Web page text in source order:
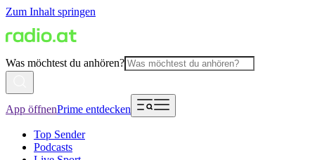
Zum Inhalt springen
Was möchtest du anhören?
App öffnenPrime entdecken
Top Sender
Podcasts